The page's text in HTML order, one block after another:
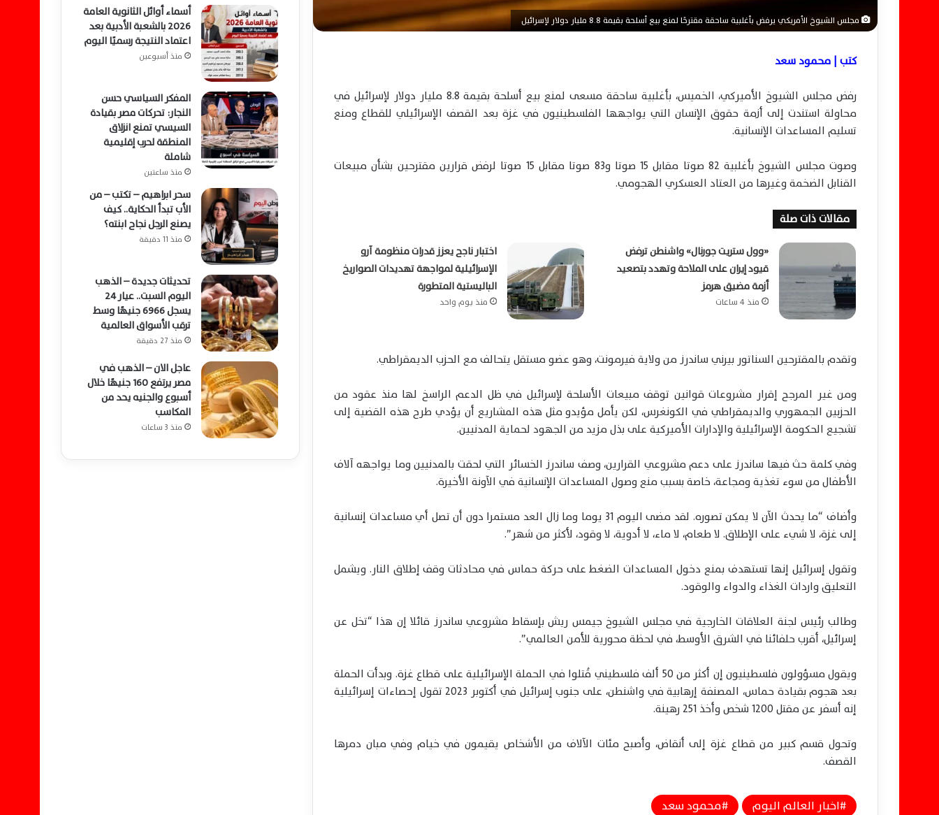
مجلس الشيوخ الأمريكي يرفض بأغلبية ساحقة مقترحًا لمنع بيع أسلحة بقيمة 8.8 مليار دولار لإسرائيل
كتب | محمود سعد
رفض مجلس الشيوخ الأميركي، الخميس، بأغلبية ساحقة مسعى لمنع بيع أسلحة بقيمة 8.8 مليار دولار لإسرائيل في
محاولة استندت إلى أزمة حقوق الإنسان التي يواجهها الفلسطينيون في غزة بعد القصف الإسرائيلي للقطاع ومنع
تسليم المساعدات الإنسانية.
وصوت مجلس الشيوخ بأغلبية 82 صوتا مقابل 15 صوتا و83 صوتا مقابل 15 صوتا لرفض قرارين مقترحين بشأن مبيعات
القنابل الضخمة وغيرها من العتاد العسكري الهجومي.
مقالات ذات صلة
«وول ستريت جورنال» واشنطن ترفض
قيود إيران على الملاحة وتهدد بتصعيد
أزمة مضيق هرمز
منذ 4 ساعات
اختبار ناجح يعزز قدرات منظومة آرو
الإسرائيلية لمواجهة تهديدات الصواريخ
الباليستية المتطورة
منذ يوم واحد
وتقدم بالمقترحين السناتور بيرني ساندرز من ولاية فيرمونت، وهو عضو مستقل يتحالف مع الحزب الديمقراطي.
ومن غير المرجح إقرار مشروعات قوانين توقف مبيعات الأسلحة لإسرائيل في ظل الدعم الراسخ لها منذ عقود من
الحزبين الجمهوري والديمقراطي في الكونغرس، لكن يأمل مؤيدو مثل هذه المشاريع أن يؤدي طرح هذه القضية إلى
تشجيع الحكومة الإسرائيلية والإدارات الأميركية على بذل مزيد من الجهود لحماية المدنيين.
وفي كلمة حث فيها ساندرز على دعم مشروعي القرارين، وصف ساندرز الخسائر التي لحقت بالمدنيين وما يواجهه آلاف
الأطفال من سوء تغذية ومجاعة، خاصة بسبب منع وصول المساعدات الإنسانية في الآونة الأخيرة.
وأضاف “ما يحدث الآن لا يمكن تصوره. لقد مضى اليوم 31 يوما وما زال العد مستمرا دون أن تصل أي مساعدات إنسانية
إلى غزة، لا شيء على الإطلاق. لا طعام، لا ماء، لا أدوية، لا وقود، لأكثر من شهر”.
وتقول إسرائيل إنها تستهدف بمنع دخول المساعدات الضغط على حركة حماس في محادثات وقف إطلاق النار. ويشمل
التعليق واردات الغذاء والدواء والوقود.
وطالب رئيس لجنة العلاقات الخارجية في مجلس الشيوخ جيمس ريش بإسقاط مشروعي ساندرز قائلا إن هذا “تخل عن
إسرائيل، أقرب حلفائنا في الشرق الأوسط، في لحظة محورية للأمن العالمي”.
ويقول مسؤولون فلسطينيون إن أكثر من 50 ألف فلسطيني قُتلوا في الحملة الإسرائيلية على قطاع غزة. وبدأت الحملة
بعد هجوم بقيادة حماس، المصنفة إرهابية في واشنطن، على جنوب إسرائيل في أكتوبر 2023 تقول إحصاءات إسرائيلية
إنه أسفر عن مقتل 1200 شخص وأخذ 251 رهينة.
وتحول قسم كبير من قطاع غزة إلى أنقاض، وأصبح مئات الآلاف من الأشخاص يقيمون في خيام وفي مبان دمرها
القصف.
اخبار العالم اليوم محمود سعد
أسماء أوائل الثانوية العامة
2026 بالشعبة الأدبية بعد
اعتماد النتيجة رسميًا اليوم
منذ أسبوعين
المفكر السياسي حسن
النجار: تحركات مصر بقيادة
السيسي تمنع انزلاق
المنطقة لحرب إقليمية
شاملة
منذ ساعتين
سحر ابراهيم – تكتب – من
الأب تبدأ الحكاية.. كيف
يصنع الرجل نجاح ابنته؟
منذ 11 دقيقة
تحديثات جديدة – الذهب
اليوم السبت.. عيار 24
يسجل 6966 جنيهًا وسط
ترقب الأسواق العالمية
منذ 27 دقيقة
عاجل الان – الذهب في
مصر يرتفع 160 جنيهًا خلال
أسبوع والجنيه يحد من
المكاسب
منذ 3 ساعات